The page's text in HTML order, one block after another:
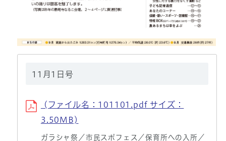
11月1日号
(ファイル名：101101.pdf サイズ：
3.50MB)
ガラシャ祭／市民スポフェス／保育所への入所／